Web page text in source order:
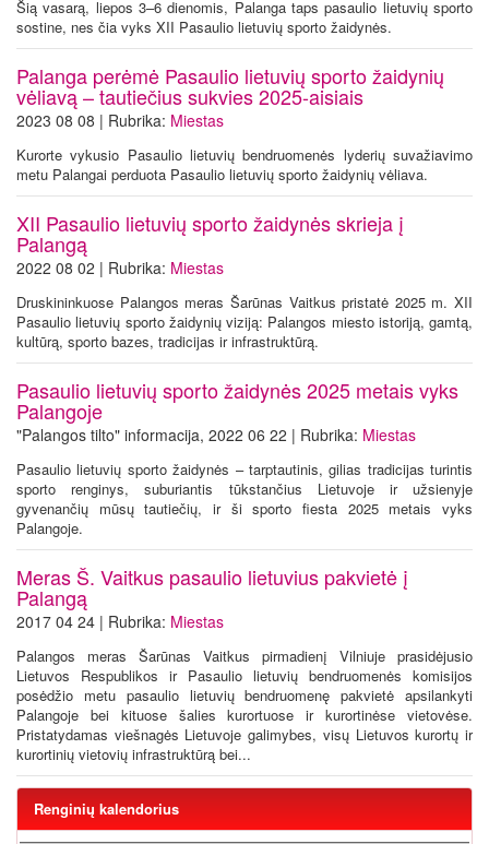
Šią vasarą, liepos 3–6 dienomis, Palanga taps pasaulio lietuvių sporto
sostine, nes čia vyks XII Pasaulio lietuvių sporto žaidynės.
Palanga perėmė Pasaulio lietuvių sporto žaidynių
vėliavą – tautiečius sukvies 2025-aisiais
2023 08 08 | Rubrika: Miestas
Kurorte vykusio Pasaulio lietuvių bendruomenės lyderių suvažiavimo
metu Palangai perduota Pasaulio lietuvių sporto žaidynių vėliava.
XII Pasaulio lietuvių sporto žaidynės skrieja į
Palangą
2022 08 02 | Rubrika: Miestas
Druskininkuose Palangos meras Šarūnas Vaitkus pristatė 2025 m. XII
Pasaulio lietuvių sporto žaidynių viziją: Palangos miesto istoriją, gamtą,
kultūrą, sporto bazes, tradicijas ir infrastruktūrą.
Pasaulio lietuvių sporto žaidynės 2025 metais vyks
Palangoje
"Palangos tilto" informacija, 2022 06 22 | Rubrika: Miestas
Pasaulio lietuvių sporto žaidynės – tarptautinis, gilias tradicijas turintis
sporto renginys, suburiantis tūkstančius Lietuvoje ir užsienyje
gyvenančių mūsų tautiečių, ir ši sporto fiesta 2025 metais vyks
Palangoje.
Meras Š. Vaitkus pasaulio lietuvius pakvietė į
Palangą
2017 04 24 | Rubrika: Miestas
Palangos meras Šarūnas Vaitkus pirmadienį Vilniuje prasidėjusio
Lietuvos Respublikos ir Pasaulio lietuvių bendruomenės komisijos
posėdžio metu pasaulio lietuvių bendruomenę pakvietė apsilankyti
Palangoje bei kituose šalies kurortuose ir kurortinėse vietovėse.
Pristatydamas viešnagės Lietuvoje galimybes, visų Lietuvos kurortų ir
kurortinių vietovių infrastruktūrą bei...
Renginių kalendorius